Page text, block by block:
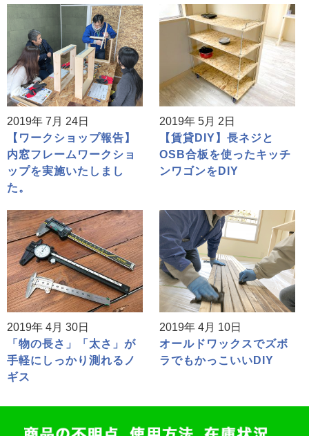
2019年 7月 24日
【ワークショップ報告】
内窓フレームワークショ
ップを実施いたしまし
た。
2019年 5月 2日
【賃貸DIY】長ネジと
OSB合板を使ったキッチ
ンワゴンをDIY
2019年 4月 30日
「物の長さ」「太さ」が
手軽にしっかり測れるノ
ギス
2019年 4月 10日
オールドワックスでズボ
ラでもかっこいいDIY